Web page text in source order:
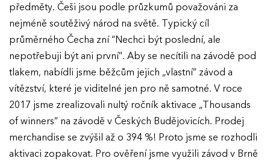
předměty. Češi jsou podle průzkumů považováni za
nejméně soutěživý národ na světě. Typický cíl
průměrného Čecha zní “Nechci být poslední, ale
nepotřebuji být ani první”. Aby se necítili na závodě pod
tlakem, nabídli jsme běžcům jejich „vlastní“ závod a
vítězství, které je viditelné jen pro ně samotné. V roce
2017 jsme zrealizovali nultý ročník aktivace „Thousands
of winners“ na závodě v Českých Budějovicích. Prodej
merchandise se zvýšil až o 394 %! Proto jsme se rozhodli
aktivaci zopakovat. Pro ověření jsme využili závod v Brně